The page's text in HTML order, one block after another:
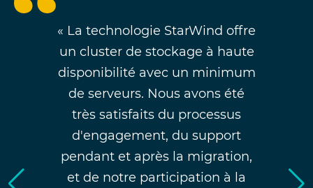
« La technologie StarWind offre
un cluster de stockage à haute
disponibilité avec un minimum
de serveurs. Nous avons été
très satisfaits du processus
d'engagement, du support
pendant et après la migration,
et de notre participation à la